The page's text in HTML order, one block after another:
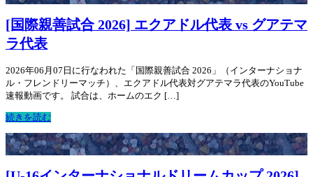
[国際親善試合 2026] エクアドル代表 vs グアテマ
ラ代表
2026年06月07日に行なわれた「国際親善試合 2026」（インターナショナ
ル・フレンドリーマッチ）、エクアドル代表対グアテマラ代表のYouTube
速報動画です。 試合は、ホームのエク […]
続きを読む